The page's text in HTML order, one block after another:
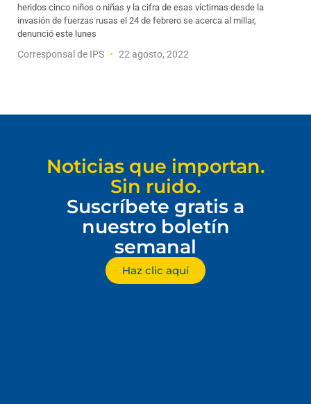
heridos cinco niños o niñas y la cifra de esas víctimas desde la
invasión de fuerzas rusas el 24 de febrero se acerca al millar,
denunció este lunes
Corresponsal de IPS 22 agosto, 2022
Noticias que importan.
Sin ruido.
Suscríbete gratis a
nuestro boletín
semanal
Haz clic aquí